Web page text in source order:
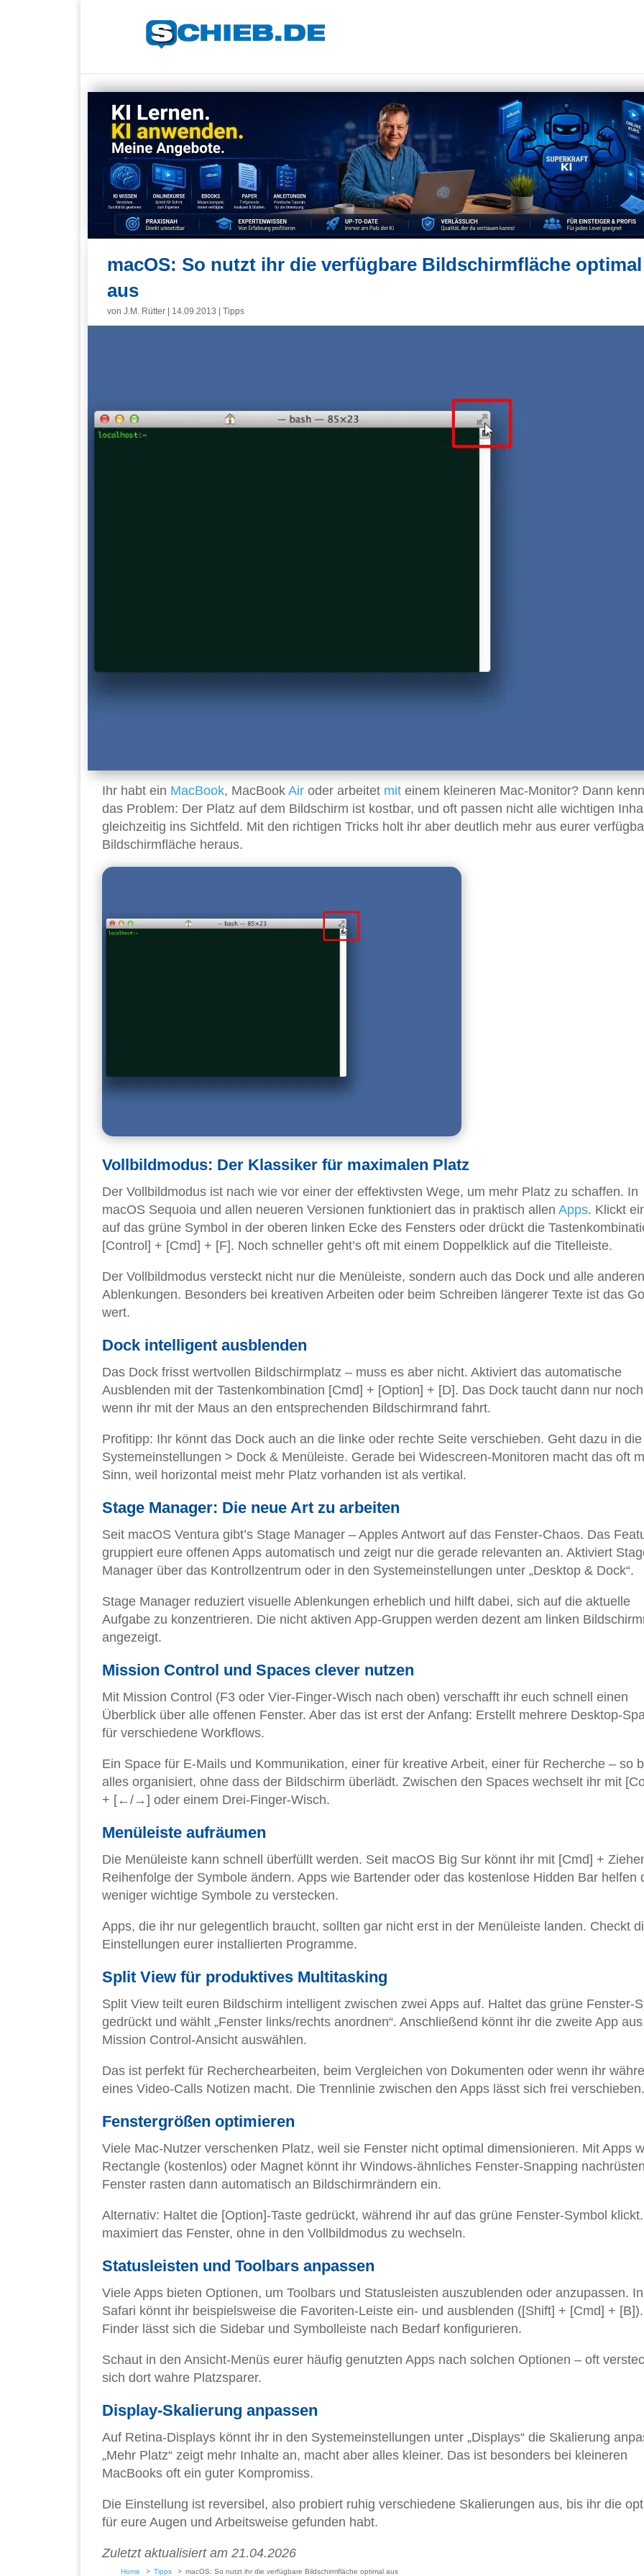
macOS: So nutzt ihr die verfügbare Bildschirmfläche optimal
aus
von J.M. Rütter 14.09.2013 Tipps
Ihr habt ein MacBook, MacBook Air oder arbeitet mit einem kleineren Mac-Monitor? Dann
das Problem: Der Platz auf dem Bildschirm ist kostbar, und oft passen nicht alle wichtigen
gleichzeitig ins Sichtfeld. Mit den richtigen Tricks holt ihr aber deutlich mehr aus eurer
Bildschirmfläche heraus.
Vollbildmodus: Der Klassiker für maximalen Platz
Der Vollbildmodus ist nach wie vor einer der effektivsten Wege, um mehr Platz zu schaffen. In
macOS Sequoia und allen neueren Versionen funktioniert das in praktisch allen Apps. Klickt
auf das grüne Symbol in der oberen linken Ecke des Fensters oder drückt die
[Control] + [Cmd] + [F]. Noch schneller geht’s oft mit einem Doppelklick auf die Titelleiste.
Der Vollbildmodus versteckt nicht nur die Menüleiste, sondern auch das Dock und alle anderen
Ablenkungen. Besonders bei kreativen Arbeiten oder beim Schreiben längerer Texte ist das
wert.
Dock intelligent ausblenden
Das Dock frisst wertvollen Bildschirmplatz – muss es aber nicht. Aktiviert das automatische
Ausblenden mit der Tastenkombination [Cmd] + [Option] + [D]. Das Dock taucht dann nur
wenn ihr mit der Maus an den entsprechenden Bildschirmrand fahrt.
Profitipp: Ihr könnt das Dock auch an die linke oder rechte Seite verschieben. Geht dazu in die
Systemeinstellungen > Dock & Menüleiste. Gerade bei Widescreen-Monitoren macht das oft
Sinn, weil horizontal meist mehr Platz vorhanden ist als vertikal.
Stage Manager: Die neue Art zu arbeiten
Seit macOS Ventura gibt’s Stage Manager – Apples Antwort auf das Fenster-Chaos. Das
gruppiert eure offenen Apps automatisch und zeigt nur die gerade relevanten an. Aktiviert
Manager über das Kontrollzentrum oder in den Systemeinstellungen unter „Desktop & Dock“.
Stage Manager reduziert visuelle Ablenkungen erheblich und hilft dabei, sich auf die aktuelle
Aufgabe zu konzentrieren. Die nicht aktiven App-Gruppen werden dezent am linken
angezeigt.
Mission Control und Spaces clever nutzen
Mit Mission Control (F3 oder Vier-Finger-Wisch nach oben) verschafft ihr euch schnell einen
Überblick über alle offenen Fenster. Aber das ist erst der Anfang: Erstellt mehrere Desktop-
für verschiedene Workflows.
Ein Space für E-Mails und Kommunikation, einer für kreative Arbeit, einer für Recherche – so
alles organisiert, ohne dass der Bildschirm überlädt. Zwischen den Spaces wechselt ihr mit
+ [←/→] oder einem Drei-Finger-Wisch.
Menüleiste aufräumen
Die Menüleiste kann schnell überfüllt werden. Seit macOS Big Sur könnt ihr mit [Cmd] +
Reihenfolge der Symbole ändern. Apps wie Bartender oder das kostenlose Hidden Bar helfen
weniger wichtige Symbole zu verstecken.
Apps, die ihr nur gelegentlich braucht, sollten gar nicht erst in der Menüleiste landen. Checkt
Einstellungen eurer installierten Programme.
Split View für produktives Multitasking
Split View teilt euren Bildschirm intelligent zwischen zwei Apps auf. Haltet das grüne Fenster-
gedrückt und wählt „Fenster links/rechts anordnen“. Anschließend könnt ihr die zweite App
Mission Control-Ansicht auswählen.
Das ist perfekt für Recherchearbeiten, beim Vergleichen von Dokumenten oder wenn ihr
eines Video-Calls Notizen macht. Die Trennlinie zwischen den Apps lässt sich frei verschieben.
Fenstergrößen optimieren
Viele Mac-Nutzer verschenken Platz, weil sie Fenster nicht optimal dimensionieren. Mit Apps
Rectangle (kostenlos) oder Magnet könnt ihr Windows-ähnliches Fenster-Snapping
Fenster rasten dann automatisch an Bildschirmrändern ein.
Alternativ: Haltet die [Option]-Taste gedrückt, während ihr auf das grüne Fenster-Symbol
maximiert das Fenster, ohne in den Vollbildmodus zu wechseln.
Statusleisten und Toolbars anpassen
Viele Apps bieten Optionen, um Toolbars und Statusleisten auszublenden oder anzupassen. In
Safari könnt ihr beispielsweise die Favoriten-Leiste ein- und ausblenden ([Shift] + [Cmd] +
Finder lässt sich die Sidebar und Symbolleiste nach Bedarf konfigurieren.
Schaut in den Ansicht-Menüs eurer häufig genutzten Apps nach solchen Optionen – oft
sich dort wahre Platzsparer.
Display-Skalierung anpassen
Auf Retina-Displays könnt ihr in den Systemeinstellungen unter „Displays“ die Skalierung
„Mehr Platz“ zeigt mehr Inhalte an, macht aber alles kleiner. Das ist besonders bei kleineren
MacBooks oft ein guter Kompromiss.
Die Einstellung ist reversibel, also probiert ruhig verschiedene Skalierungen aus, bis ihr die
für eure Augen und Arbeitsweise gefunden habt.
Zuletzt aktualisiert am 21.04.2026
Home Tipps macOS: So nutzt ihr die verfügbare Bildschirmfläche optimal aus